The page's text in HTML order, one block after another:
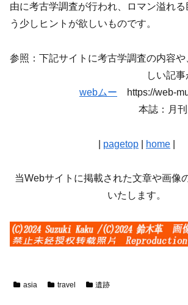
由に考古学調査が行われ、ロマン溢れ
う少しヒントが欲しいものです。
参照：下記サイトに考古学調査の内容
しい記事
webムー https://web-
本誌：月
pagetop home
当Webサイトに掲載された文章や画像
いたします。
asia travel 遺跡